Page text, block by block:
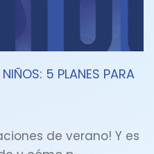
5 PLANES PARA
de verano! Y es